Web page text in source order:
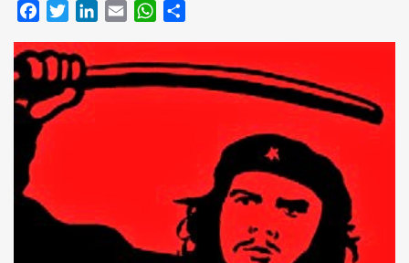
FacebookTwitterLinkedIn
Email WhatsApp